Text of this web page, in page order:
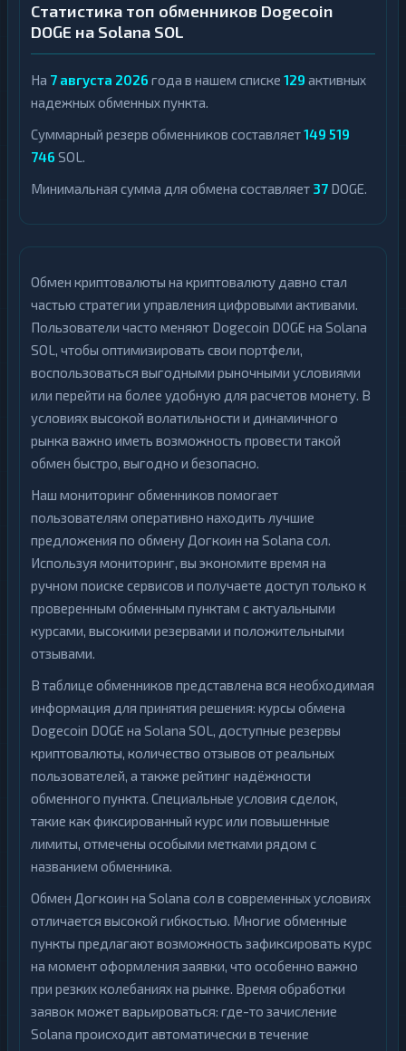
Статистика топ обменников Dogecoin
DOGE на Solana SOL
На 7 августа 2026 года в нашем списке 129 активных
надежных обменных пункта.
Суммарный резерв обменников составляет149 519
746 SOL.
Минимальная сумма для обмена составляет 37 DOGE.
Обмен криптовалюты на криптовалюту давно стал
частью стратегии управления цифровыми активами.
Пользователи часто меняют Dogecoin DOGE на Solana
SOL, чтобы оптимизировать свои портфели,
воспользоваться выгодными рыночными условиями
или перейти на более удобную для расчетов монету. В
условиях высокой волатильности и динамичного
рынка важно иметь возможность провести такой
обмен быстро, выгодно и безопасно.
Наш мониторинг обменников помогает
пользователям оперативно находить лучшие
предложения по обмену Догкоин на Solana сол.
Используя мониторинг, вы экономите время на
ручном поиске сервисов и получаете доступ только к
проверенным обменным пунктам с актуальными
курсами, высокими резервами и положительными
отзывами.
В таблице обменников представлена вся необходимая
информация для принятия решения: курсы обмена
Dogecoin DOGE на Solana SOL, доступные резервы
криптовалюты, количество отзывов от реальных
пользователей, а также рейтинг надёжности
обменного пункта. Специальные условия сделок,
такие как фиксированный курс или повышенные
лимиты, отмечены особыми метками рядом с
названием обменника.
Обмен Догкоин на Solana сол в современных условиях
отличается высокой гибкостью. Многие обменные
пункты предлагают возможность зафиксировать курс
на момент оформления заявки, что особенно важно
при резких колебаниях на рынке. Время обработки
заявок может варьироваться: где-то зачисление
Solana происходит автоматически в течение